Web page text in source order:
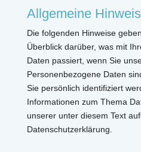
Allgemeine
Die folgenden Hinweise
Überblick darüber, was mit
Daten passiert, wenn Sie
Personenbezogene Daten
Sie persönlich identifiziert
Informationen zum Thema
unserer unter diesem Text
Datenschutzerklärung.